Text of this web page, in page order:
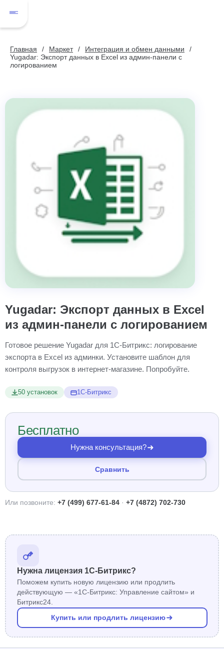
Главная Маркет
Интеграция и обмен данными
Yugadar: Экспорт данных в Excel из админ-панели с
логированием
Yugadar: Экспорт данных в Excel
из админ-панели с логированием
Готовое решение Yugadar для 1С-Битрикс: логирование
экспорта в Excel из админки. Установите шаблон для
контроля выгрузок в интернет-магазине. Попробуйте.
50 установок 1С-Битрикс
Бесплатно
Нужна консультация?
Сравнить
Или позвоните: +7 (499) 677-61-84 · +7 (4872) 702-730
Нужна лицензия 1С-Битрикс?
Поможем купить новую лицензию или продлить
действующую — «1С-Битрикс: Управление сайтом» и
Битрикс24.
Купить или продлить лицензию